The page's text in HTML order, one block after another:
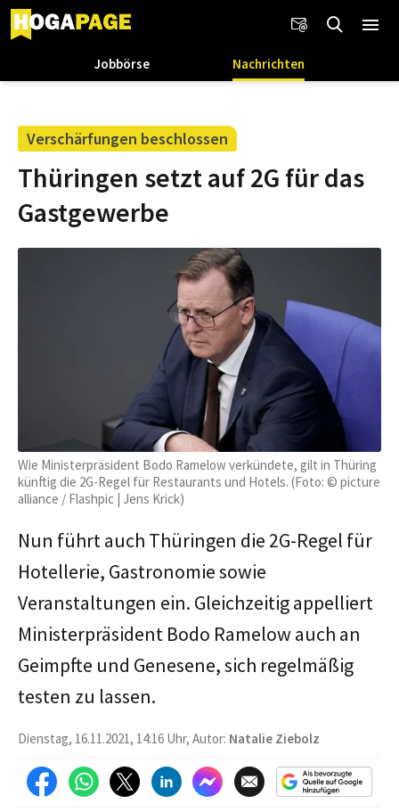
Jobbörse Nachrichten
Verschärfungen beschlossen
Thüringen setzt auf 2G für das
Gastgewerbe
Wie Ministerpräsident Bodo Ramelow verkündete, gilt in Thüring
künftig die 2G-Regel für Restaurants und Hotels. (Foto: © picture
alliance / Flashpic | Jens Krick)
Nun führt auch Thüringen die 2G-Regel für
Hotellerie, Gastronomie sowie
Veranstaltungen ein. Gleichzeitig appelliert
Ministerpräsident Bodo Ramelow auch an
Geimpfte und Genesene, sich regelmäßig
testen zu lassen.
Dienstag, 16.11.2021, 14:16 Uhr, Autor: Natalie Ziebolz